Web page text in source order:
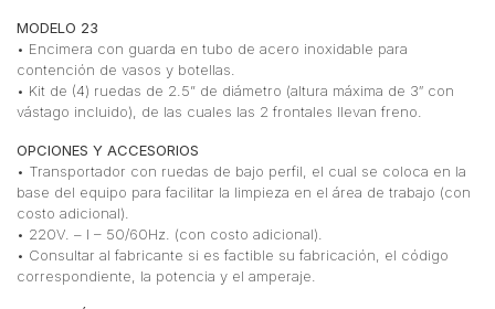
MODELO 23
• Encimera con guarda en tubo de acero inoxidable para
contención de vasos y botellas.
• Kit de (4) ruedas de 2.5” de diámetro (altura máxima de 3″ con
vástago incluido), de las cuales las 2 frontales llevan freno.
OPCIONES Y ACCESORIOS
• Transportador con ruedas de bajo perfil, el cual se coloca en la
base del equipo para facilitar la limpieza en el área de trabajo (con
costo adicional).
• 220V. – I – 50/60Hz. (con costo adicional).
• Consultar al fabricante si es factible su fabricación, el código
correspondiente, la potencia y el amperaje.